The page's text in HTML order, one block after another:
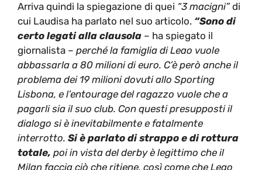
Arriva quindi la spiegazione di quei “3 macigni”di
cui Laudisa ha parlato nel suo articolo. “Sono di
certo legati alla clausola – ha spiegato il
giornalista – perché la famiglia di Leao vuole
abbassarla a 80 milioni di euro. C’è però anche il
problema dei 19 milioni dovuti allo Sporting
Lisbona, e l’entourage del ragazzo vuole che a
pagarli sia il suo club. Con questi presupposti il
dialogo si è inevitabilmente e fatalmente
interrotto. Si è parlato di strappo e di rottura
totale, poi in vista del derby è legittimo che il
Milan faccia ciò che ritiene, così come che Leao